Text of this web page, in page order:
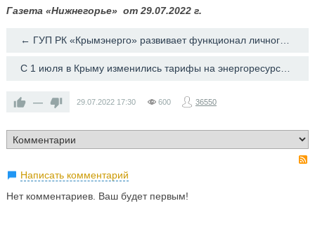
Газета «Нижнегорье» от 29.07.2022 г.
← ГУП РК «Крымэнерго» развивает функционал личного онлайн-кабинета
С 1 июля в Крыму изменились тарифы на энергоресурсы и услуги ЖКХ →
— 29.07.2022 17:30 600 36550
Написать комментарий
Нет комментариев. Ваш будет первым!